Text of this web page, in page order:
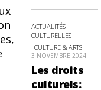
ACTUALITÉS
CULTURELLES
CULTURE & ARTS
3 NOVEMBRE 2024
Les droits
culturels: